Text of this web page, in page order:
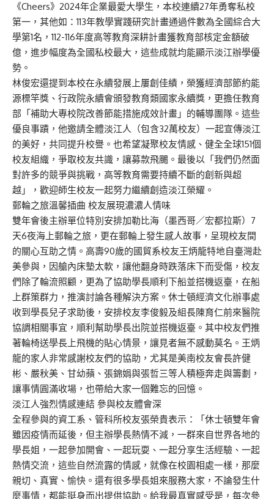
《Cheers》2024年企業最愛大學生，本校連續27年勇奪私校
第一，其他如：113年教學實踐研究計畫通過件數為全國綜合大
學第1名，112-116年度高等教育深耕計畫獲教育部核定金額破
億，進步幅度為全國私校最大，這些成就均能顯示淡江辦學優
勢。
林俊宏還提到本校在永續發展上屢創佳績，榮獲經濟部節約能
源標竿獎、行政院永續會頒發教育類國家永續獎，更擔任教育
部「補助大專校院改善節能措施成效計畫」的輔導團隊。這些
優良事蹟，他邀請全體淡江人（包含32萬校友）一起宣傳淡江
的美好，共同提升校譽。也希望凝聚校友情感、健全全球151個
校友組織，爭取校友共識，讓募款飛颺。最後以「我們仍然面
對許多的競爭與挑戰，高等教育需要持續不斷的創新與超
越」，歡迎師生校友一起努力繼續創造淡江榮耀。
郵輪之旅溫馨插曲 校友展現濃濃人情味
雙年會後主辦單位特別安排加勒比海（墨西哥／宏都拉斯）7
天6夜海上郵輪之旅，更在郵輪上發生感人故事，呈現校友間
的關心互助之情。高壽90歲的國貿系校友王炳龍特地自臺灣赴
美參與，因艙內床墊太軟，讓他翻身時跌落床下而受傷，校友
們除了輪流照顧，更為了協助學長順利下船並搭機返臺，在船
上群策群力，推演討論各種解決方案。休士頓經濟文化辦事處
收到學長兒子求助後，安排校友李俊毅及組長陳育仁前來醫院
協調相關事宜，順利幫助學長出院並搭機返臺。其中校友們推
著輪椅送學長上飛機的貼心情景，讓見者無不感動莫名。王炳
龍的家人非常感謝校友們的協助，尤其是美南校友會長許健
彬、嚴秋美、甘幼蘋、張錦娟與張哲三等人積極奔走與籌劃，
讓事情圓滿收場，也帶給大家一個難忘的回憶。
淡江人強烈情感連結 參與校友體會深
全程參與的資工系、管科所校友張榮貴表示：「休士頓雙年會
雖因疫情而延後，但主辦學長熱情不減，一群來自世界各地的
學長姐，一起參加開會、一起玩耍、一起分享生活經驗、一起
熱情交流，這些自然流露的情感，就像在校園相處一樣，那麼
親切、真實、愉快。還有很多學長姐來服務大家，不論發生什
麼事情，都能挺身而出提供協助。給我最真實感受是，每次參